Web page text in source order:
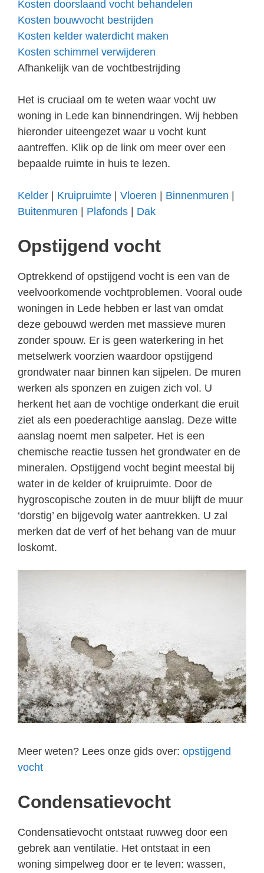
Kosten doorslaand vocht behandelen
Kosten bouwvocht bestrijden
Kosten kelder waterdicht maken
Kosten schimmel verwijderen
Afhankelijk van de vochtbestrijding
Het is cruciaal om te weten waar vocht uw
woning in Lede kan binnendringen. Wij hebben
hieronder uiteengezet waar u vocht kunt
aantreffen. Klik op de link om meer over een
bepaalde ruimte in huis te lezen.
Kelder Kruipruimte Vloeren Binnenmuren
Buitenmuren
Plafonds Dak
Opstijgend vocht
Optrekkend of opstijgend vocht is een van de
veelvoorkomende vochtproblemen. Vooral oude
woningen in Lede hebben er last van omdat
deze gebouwd werden met massieve muren
zonder spouw. Er is geen waterkering in het
metselwerk voorzien waardoor opstijgend
grondwater naar binnen kan sijpelen. De muren
werken als sponzen en zuigen zich vol. U
herkent het aan de vochtige onderkant die eruit
ziet als een poederachtige aanslag. Deze witte
aanslag noemt men salpeter. Het is een
chemische reactie tussen het grondwater en de
mineralen. Opstijgend vocht begint meestal bij
water in de kelder of kruipruimte. Door de
hygroscopische zouten in de muur blijft de muur
‘dorstig’ en bijgevolg water aantrekken. U zal
merken dat de verf of het behang van de muur
loskomt.
Meer weten? Lees onze gids over: opstijgend
vocht
Condensatievocht
Condensatievocht ontstaat ruwweg door een
gebrek aan ventilatie. Het ontstaat in een
woning simpelweg door er te leven: wassen,